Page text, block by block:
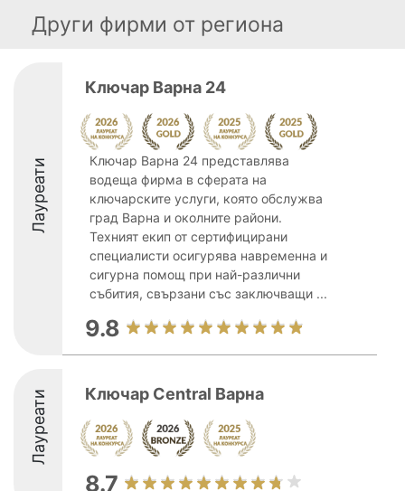
Други фирми от региона
Лауреати
Ключар Варна 24
Ключар Варна 24 представлява
водеща фирма в сферата на
ключарските услуги, която обслужва
град Варна и околните райони.
Техният екип от сертифицирани
специалисти осигурява навременна и
сигурна помощ при най-различни
събития, свързани със заключващи ...
9.8
Лауреати Ключар Central Варна
8.7